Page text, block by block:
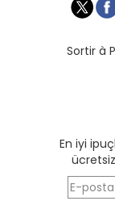
Sortir à
En iyi